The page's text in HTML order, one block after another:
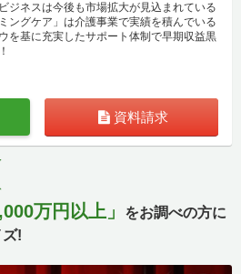
ジネスは今後も市場拡大が見込まれている
ングケア」は介護事業で実績を積んでいる
を基に充実したサポート体制で早期収益黒
資料請求
万円以上」
をお調べの方に
!